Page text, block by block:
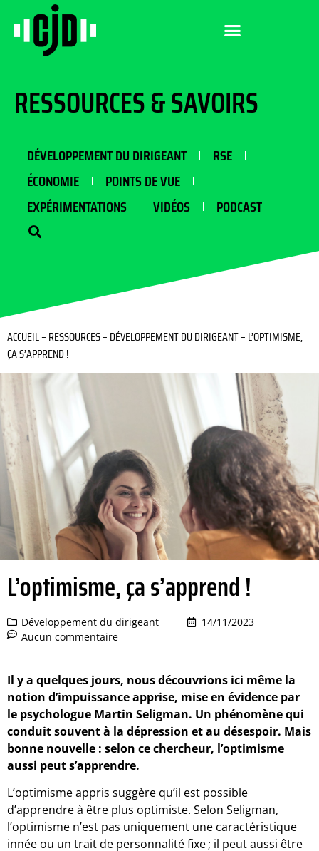
RESSOURCES & SAVOIRS
DÉVELOPPEMENT DU DIRIGEANT
RSE
ÉCONOMIE
POINTS DE VUE
EXPÉRIMENTATIONS
VIDÉOS PODCAST
ACCUEIL– RESSOURCES– DÉVELOPPEMENT DU DIRIGEANT– L’OPTIMISME,
ÇA S’APPREND !
L’optimisme, ça s’apprend !
Développement du dirigeant
14/11/2023
Aucun commentaire
Il y a quelques jours, nous découvrions ici même la
notion d’impuissance apprise, mise en évidence par
le psychologue Martin Seligman. Un phénomène qui
conduit souvent à la dépression et au désespoir. Mais
bonne nouvelle : selon ce chercheur, l’optimisme
aussi peut s’apprendre.
L’optimisme appris suggère qu’il est possible
d’apprendre à être plus optimiste. Selon Seligman,
l’optimisme n’est pas uniquement une caractéristique
innée ou un trait de personnalité fixe ; il peut aussi être